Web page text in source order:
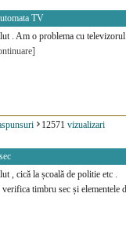
TV
. Am o problema cu
12571 vizualizari
, cică la școală de politie etc .
verifica timbru sec și elementele